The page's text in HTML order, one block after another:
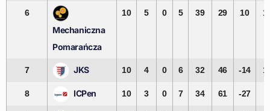
6
Mechaniczna
Pomarańcza
10 5 0 5 39 29 10
7 JKS 10 4 0 6 32 46 -14
8 ICPen 10 3 0 7 34 61 -27